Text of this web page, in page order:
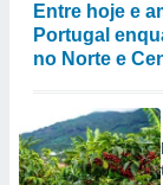
Entre hoje e
Portugal
no Norte e